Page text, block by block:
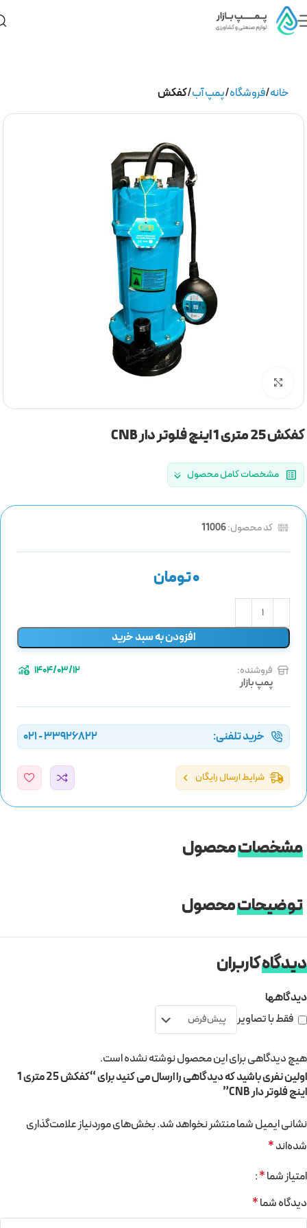
خانه فروشگاه پمپ آب کفکش
کفکش 25 متری 1 اینچ فلوتر دار CNB
مشخصات کامل محصول
کد محصول:11006
تومان
افزودن به سبد خرید
فروشنده:
پمپ بازار
1404/03/12
خرید تلفنی: 33926822 - 021
شرایط ارسال رایگان
مشخصاتمحصول
توضیحاتمحصول
دیدگاهکاربران
دیدگاهها
فقط با تصاویر
هیچ دیدگاهی برای این محصول نوشته نشده است.
اولین نفری باشید که دیدگاهی را ارسال می کنید برای “کفکش 25 متری 1
اینچ فلوتر دار CNB”
نشانی ایمیل شما منتشر نخواهد شد.بخش‌های موردنیاز علامت‌گذاری
شده‌اند*
امتیاز شما*
دیدگاه شما*